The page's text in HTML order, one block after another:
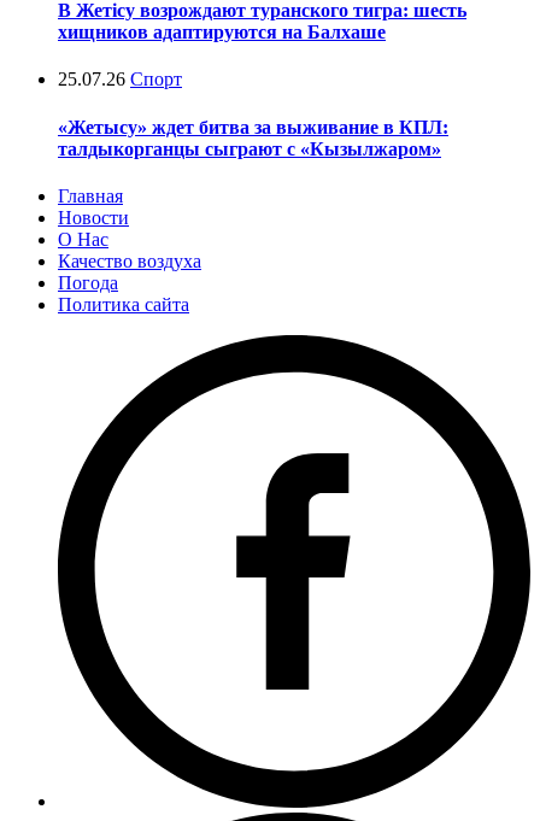
В Жетісу возрождают туранского тигра: шесть
хищников адаптируются на Балхаше
25.07.26 Спорт
«Жетысу» ждет битва за выживание в КПЛ:
талдыкорганцы сыграют с «Кызылжаром»
Главная
Новости
О Нас
Качество воздуха
Погода
Политика сайта